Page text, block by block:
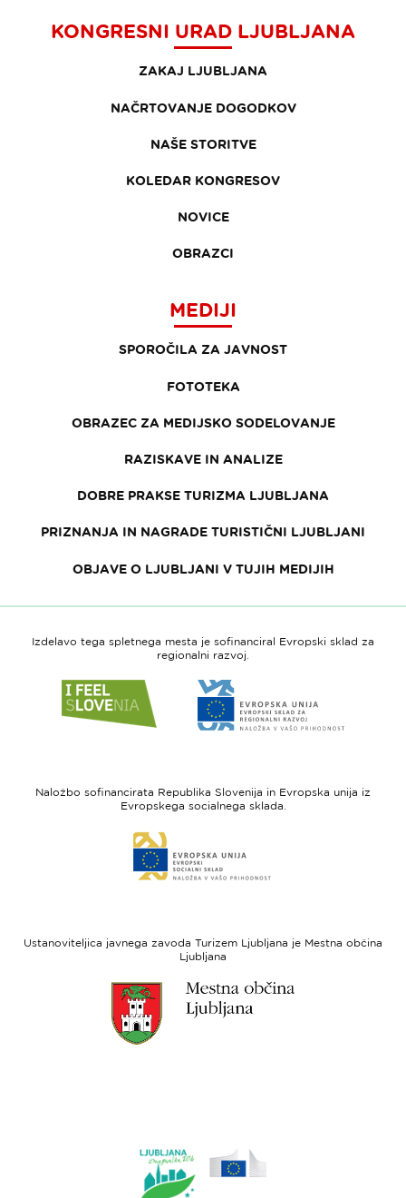
KONGRESNI URAD LJUBLJANA
ZAKAJ LJUBLJANA
NAČRTOVANJE DOGODKOV
NAŠE STORITVE
KOLEDAR KONGRESOV
NOVICE
OBRAZCI
MEDIJI
SPOROČILA ZA JAVNOST
FOTOTEKA
OBRAZEC ZA MEDIJSKO SODELOVANJE
RAZISKAVE IN ANALIZE
DOBRE PRAKSE TURIZMA LJUBLJANA
PRIZNANJA IN NAGRADE TURISTIČNI LJUBLJANI
OBJAVE O LJUBLJANI V TUJIH MEDIJIH
Izdelavo tega spletnega mesta je sofinanciral Evropski sklad za
regionalni razvoj.
do
spletne
Slovenia
do
spletne
-
regionalni
Naložbo sofinancirata Republika Slovenija in Evropska unija iz
Evropskega socialnega sklada.
do
spletne
sklad
Ustanoviteljica javnega zavoda Turizem Ljubljana je Mestna občina
Ljubljana